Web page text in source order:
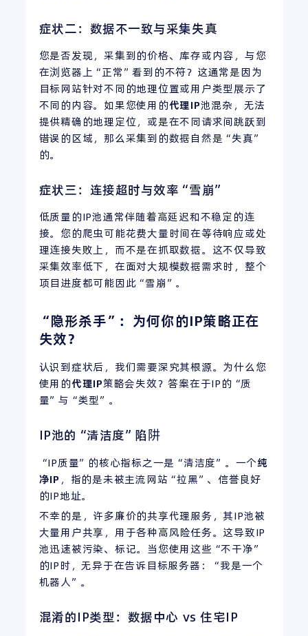
症状二：数据不一致与采集失真
您是否发现，采集到的价格、库存或内容，与您
在浏览器上“正常”看到的不符？这通常是因为
目标网站针对不同的地理位置或用户类型展示了
不同的内容。如果您使用的代理IP池混杂，无法
提供精确的地理定位，或是在不同请求间跳跃到
错误的区域，那么采集到的数据自然是“失真”
的。
症状三：连接超时与效率“雪崩”
低质量的IP池通常伴随着高延迟和不稳定的连
接。您的爬虫可能花费大量时间在等待响应或处
理连接失败上，而不是在抓取数据。这不仅导致
采集效率低下，在面对大规模数据需求时，整个
项目进度都可能因此“雪崩”。
“隐形杀手”：为何你的IP策略正在
失效？
认识到症状后，我们需要深究其根源。为什么您
使用的代理IP策略会失效？答案在于IP的“质
量”与“类型”。
IP池的“清洁度”陷阱
“IP质量”的核心指标之一是“清洁度”。一个纯
净IP ，指的是未被主流网站“拉黑”、信誉良好
的IP地址。
不幸的是，许多廉价的共享代理服务，其IP池被
大量用户共享，用于各种高风险任务。这导致IP
池迅速被污染、标记。当您使用这些“不干净”
的IP时，无异于在告诉目标服务器：“我是一个
机器人”。
混淆的IP类型：数据中心 vs 住宅IP